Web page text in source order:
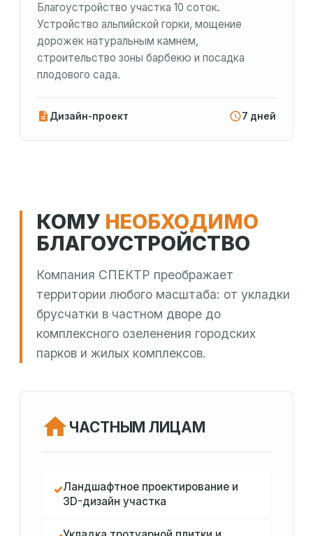
Благоустройство участка 10 соток.
Устройство альпийской горки, мощение
дорожек натуральным камнем,
строительство зоны барбекю и посадка
плодового сада.
Дизайн-проект 7 дней
КОМУ НЕОБХОДИМО
БЛАГОУСТРОЙСТВО
Компания СПЕКТР преображает
территории любого масштаба: от укладки
брусчатки в частном дворе до
комплексного озеленения городских
парков и жилых комплексов.
ЧАСТНЫМ ЛИЦАМ
✓Ландшафтное проектирование и
3D-дизайн участка